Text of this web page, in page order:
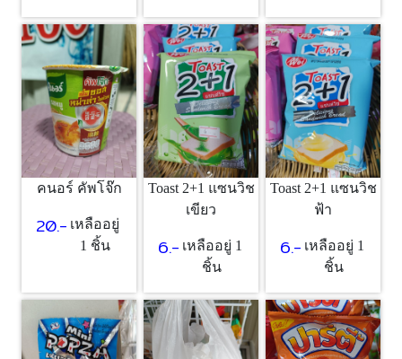
คนอร์ คัพโจ๊ก
20.- เหลืออยู่
1 ชิ้น
Toast 2+1 แซนวิช
เขียว
6.- เหลืออยู่ 1
ชิ้น
Toast 2+1 แซนวิช
ฟ้า
6.- เหลืออยู่ 1
ชิ้น